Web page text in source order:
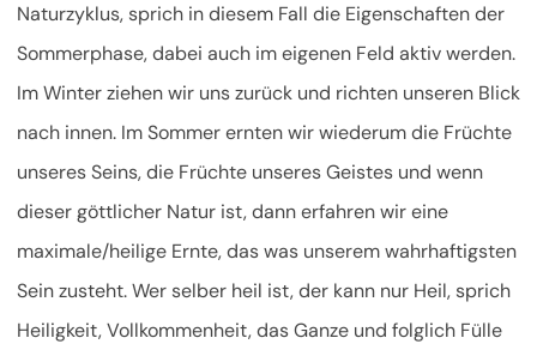
Naturzyklus, sprich in diesem Fall die Eigenschaften der
Sommerphase, dabei auch im eigenen Feld aktiv werden.
Im Winter ziehen wir uns zurück und richten unseren Blick
nach innen. Im Sommer ernten wir wiederum die Früchte
unseres Seins, die Früchte unseres Geistes und wenn
dieser göttlicher Natur ist, dann erfahren wir eine
maximale/heilige Ernte, das was unserem wahrhaftigsten
Sein zusteht. Wer selber heil ist, der kann nur Heil, sprich
Heiligkeit, Vollkommenheit, das Ganze und folglich Fülle